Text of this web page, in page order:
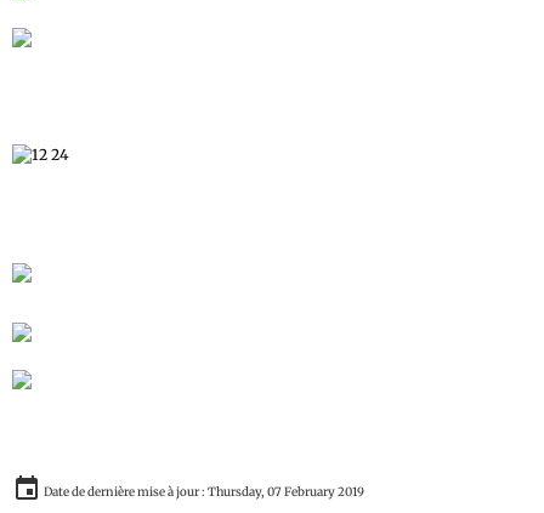
Date de dernière mise à jour : Thursday, 07 February 2019